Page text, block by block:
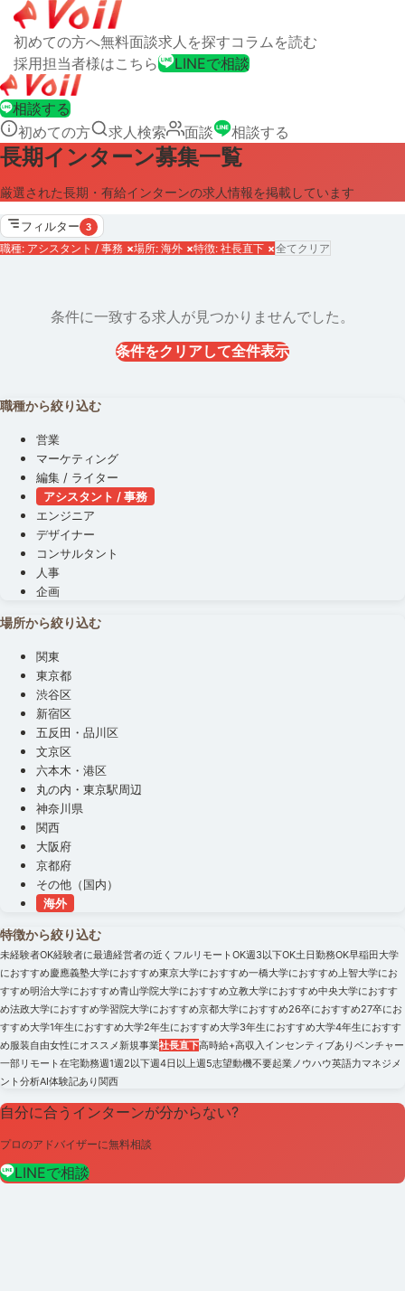
初めての方へ無料面談求人を探すコラムを読む
採用担当者様はこちら
LINEで相談
相談する
初めての方
求人検索 面談 相談する
長期インターン募集一覧
厳選された長期・有給インターンの求人情報を掲載しています
フィルター 3
職種: アシスタント / 事務 ×場所: 海外 ×特徴: 社長直下 ×全てクリア
条件に一致する求人が見つかりませんでした。
条件をクリアして全件表示
職種から絞り込む
営業
マーケティング
編集 / ライター
アシスタント / 事務
エンジニア
デザイナー
コンサルタント
人事
企画
場所から絞り込む
関東
東京都
渋谷区
新宿区
五反田・品川区
文京区
六本木・港区
丸の内・東京駅周辺
神奈川県
関西
大阪府
京都府
その他（国内）
海外
特徴から絞り込む
未経験者OK経験者に最適経営者の近く フルリモートOK週3以下OK土日勤務OK早稲田大学
におすすめ慶應義塾大学におすすめ東京大学におすすめ一橋大学におすすめ上智大学にお
すすめ明治大学におすすめ青山学院大学におすすめ立教大学におすすめ中央大学におすす
め法政大学におすすめ学習院大学におすすめ京都大学におすすめ26卒におすすめ27卒にお
すすめ大学1年生におすすめ大学2年生におすすめ大学3年生におすすめ大学4年生におすす
め服装自由女性にオススメ新規事業社長直下高時給+高収入 インセンティブありベンチャー
一部リモート在宅勤務週1週2以下週4日以上週5志望動機不要起業ノウハウ英語力マネジメ
ント分析AI体験記あり関西
自分に合うインターンが分からない?
プロのアドバイザーに無料相談
LINEで相談